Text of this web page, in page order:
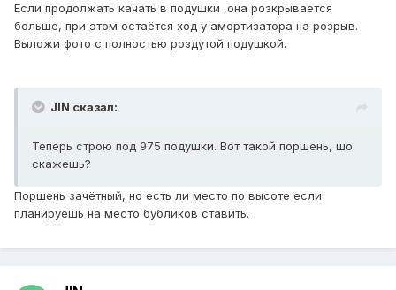
Если продолжать качать в подушки ,она розкрывается
больше, при этом остаётся ход у амортизатора на розрыв.
Выложи фото с полностью роздутой подушкой.
JIN сказал:
Теперь строю под 975 подушки. Вот такой поршень, шо
скажешь?
Поршень зачётный, но есть ли место по высоте если
планируешь на место бубликов ставить.